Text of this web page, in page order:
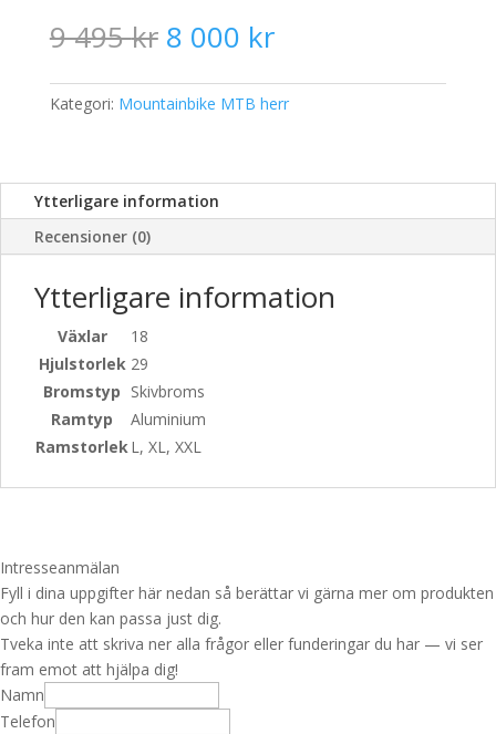
9 495kr Det
ursprungliga
priset
var:
8 000 krDet
priset
är:
Kategori: Mountainbike MTB herr
Ytterligare information
Recensioner (0)
Ytterligare information
Växlar
18
Hjulstorlek 29
Bromstyp Skivbroms
Ramtyp
Aluminium
Ramstorlek L, XL, XXL
Intresseanmälan
Fyll i dina uppgifter här nedan så berättar vi gärna mer om produkten
och hur den kan passa just dig.
Tveka inte att skriva ner alla frågor eller funderingar du har — vi ser
fram emot att hjälpa dig!
U
R
Namn
Telefon